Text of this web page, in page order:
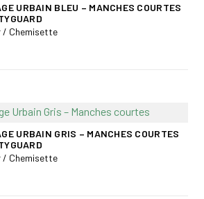
URBAIN BLEU – MANCHES COURTES
/ Chemisette
URBAIN GRIS – MANCHES COURTES
/ Chemisette